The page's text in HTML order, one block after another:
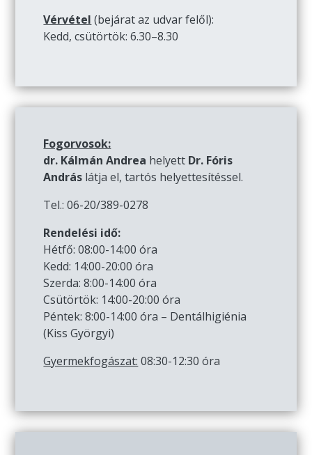
Vérvétel (bejárat az udvar felől):
Kedd, csütörtök: 6.30–8.30
Fogorvosok:
dr. Kálmán Andrea helyett Dr. Fóris
András látja el, tartós helyettesítéssel.
Tel.: 06-20/389-0278
Rendelési idő:
Hétfő: 08:00-14:00 óra
Kedd: 14:00-20:00 óra
Szerda: 8:00-14:00 óra
Csütörtök: 14:00-20:00 óra
Péntek: 8:00-14:00 óra – Dentálhigiénia
(Kiss Györgyi)
Gyermekfogászat: 08:30-12:30 óra